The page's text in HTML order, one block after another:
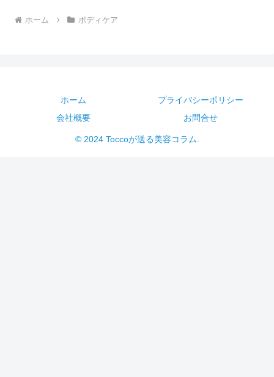
ホーム ボディケア
ホーム
プライバシーポリシー
会社概要
お問合せ
© 2024 Toccoが送る美容コラム.